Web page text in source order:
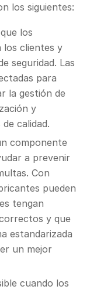
los siguientes:
los
los clientes y
seguridad. Las
para
la gestión de
y
calidad.
componente
a prevenir
Con
pueden
tengan
y que
estandarizada
un mejor
cuando los